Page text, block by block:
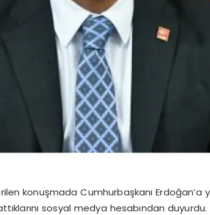
konuşmada Cumhurbaşkanı
sosyal medya hesabından duyurdu.